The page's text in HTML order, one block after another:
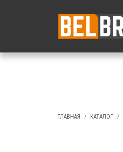
ГЛАВНАЯ КАТАЛОГ